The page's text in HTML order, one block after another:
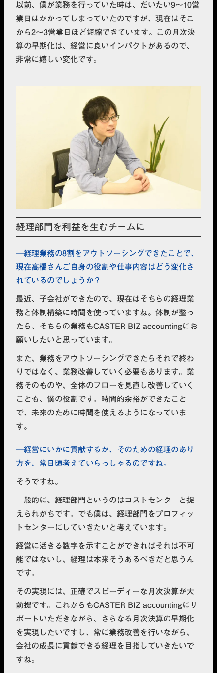
以前、僕が業務を行っていた時は、だいたい9〜10営
業日はかかってしまっていたのですが、現在はそこ
から2〜3営業日ほど短縮できています。この月次決
算の早期化は、経営に良いインパクトがあるので、
非常に嬉しい変化です。
経理部門を利益を生むチームに
経理業務の8割をアウトソーシングできたことで、
現在高橋さんご自身の役割や仕事内容はどう変化さ
れているのでしょうか？
最近、子会社ができたので、現在はそちらの経理業
務と体制構築に時間を使っていますね。体制が整っ
たら、そちらの業務もCASTER BIZ accountingにお
願いしたいと思っています。
また、業務をアウトソーシングできたらそれで終わ
りではなく、業務改善していく必要もあります。業
務そのものや、全体のフローを見直し改善していく
ことも、僕の役割です。時間的余裕ができたこと
で、未来のために時間を使えるようになっていま
す。
経営にいかに貢献するか、そのための経理のあり
方を、常日頃考えていらっしゃるのですね。
そうですね。
一般的に、経理部門というのはコストセンターと捉
えられがちです。でも僕は、経理部門をプロフィッ
トセンターにしていきたいと考えています。
経営に活きる数字を示すことができればそれは不可
能ではないし、経理は本来そうあるべきだと思うん
です。
その実現には、正確でスピーディーな月次決算が大
前提です。これからもCASTER BIZ accountingにサ
ポートいただきながら、さらなる月次決算の早期化
を実現したいですし、常に業務改善を行いながら、
会社の成長に貢献できる経理を目指していきたいで
すね。